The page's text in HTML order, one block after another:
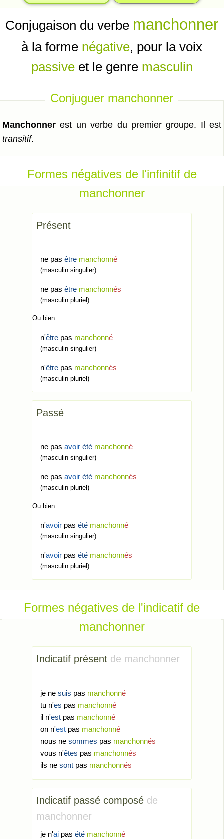
Conjugaison du verbe manchonner
à la forme négative, pour la voix
passiveet le genre masculin
Conjuguer manchonner
manchonner est un verbe du premier groupe. Il est
transitif.
Formes négatives de l'infinitif de
manchonner
Présent
ne pas être manchonné
(masculin singulier)
ne pas être manchonnés
(masculin pluriel)
Ou bien :
n'être pas manchonné
(masculin singulier)
n'être pas manchonnés
(masculin pluriel)
Passé
ne pas avoir été manchonné
(masculin singulier)
ne pas avoir été manchonnés
(masculin pluriel)
Ou bien :
n'avoir pas été manchonné
(masculin singulier)
n'avoir pas été manchonnés
(masculin pluriel)
Formes négatives de l'indicatif de
manchonner
Indicatif présent de manchonner
je ne suis pas manchonné
tu n'es pas manchonné
il n'est pas manchonné
on n'est pas manchonné
nous ne sommes pas manchonnés
vous n'êtes pas manchonnés
ils ne sont pas manchonnés
Indicatif passé composé de
manchonner
je n'ai pas été manchonné